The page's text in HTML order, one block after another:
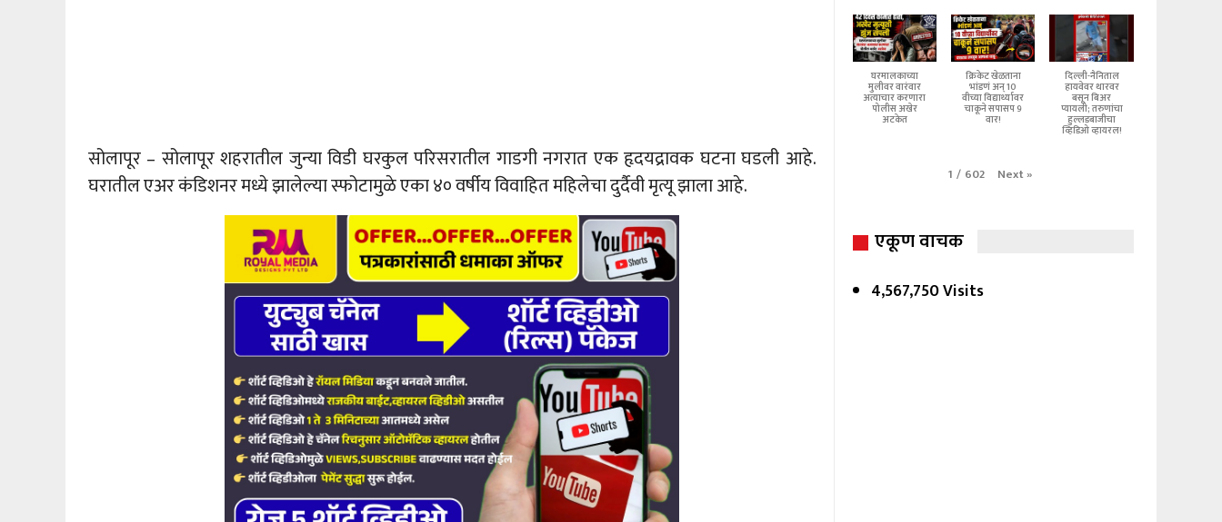
सोलापूर – सोलापूर शहरातील जुन्या विडी घरकुल परिसरातील गाडगी नगरात एक हृदयद्रावक घटना घडली आहे.
घरातील एअर कंडिशनर मध्ये झालेल्या स्फोटामुळे एका ४० वर्षीय विवाहित महिलेचा दुर्दैवी मृत्यू झाला आहे.
घरमालकाच्या
मुलीवर वारंवार
अत्याचार करणारा
पोलीस अखेर
अटकेत
क्रिकेट खेळताना
भांडणं अन् 10
वीच्या विद्यार्थ्यावर
चाकूने सपासप 9
वार!
दिल्ली-नैनिताल
हायवेवर थारवर
बसून बिअर
प्यायली; तरुणांचा
हुल्लडबाजीचा
व्हिडिओ व्हायरल!
1 / 602 Next»
एकूण वाचक
4,567,750 Visits